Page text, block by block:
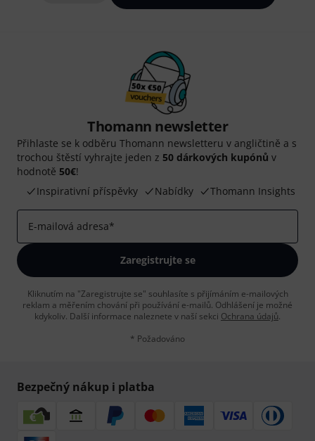
Thomann newsletter
Přihlaste se k odběru Thomann newsletteru v angličtině a s
trochou štěstí vyhrajte jeden z 50 dárkových kupónů v
hodnotě 50€!
Inspirativní příspěvky
Nabídky Thomann Insights
E-mailová adresa*
Zaregistrujte se
Kliknutím na "Zaregistrujte se" souhlasíte s přijímáním e-mailových
reklam a měřením chování při používání e-mailů. Odhlášení je možné
kdykoliv. Další informace naleznete v naší sekci Ochrana údajů.
* Požadováno
Bezpečný nákup i platba